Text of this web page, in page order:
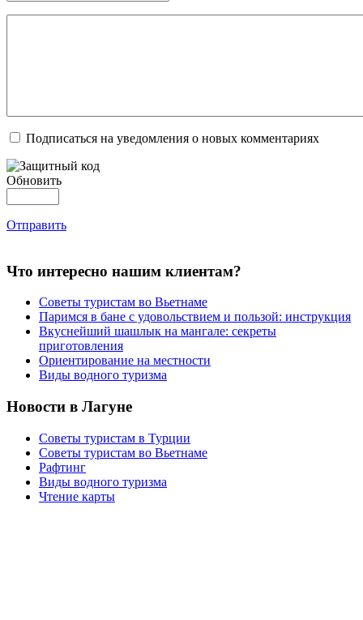
Подписаться на уведомления о новых комментариях
Обновить
Отправить
Что интересно нашим клиентам?
Советы туристам во Вьетнаме
Паримся в бане с удовольствием и пользой: инструкция
Вкуснейший шашлык на мангале: секреты
приготовления
Ориентирование на местности
Виды водного туризма
Новости в Лагуне
Советы туристам в Турции
Советы туристам во Вьетнаме
Рафтинг
Виды водного туризма
Чтение карты